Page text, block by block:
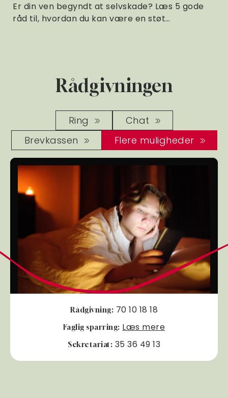
Er din ven begyndt at selvskade? Læs 5 gode
råd til, hvordan du kan være en støt…
Rådgivningen
Ring
Chat
Brevkassen
Flere muligheder
Rådgivning: 70 10 18 18
Faglig sparring: Læs mere
Sekretariat: 35 36 49 13